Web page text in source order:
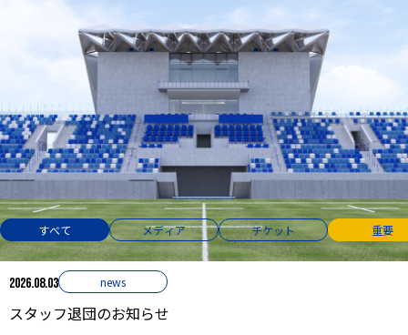
『セコムラグビースタジアム（仮）』の建設を発表
お知らせ
すべて メディア チケット 重要
スタッフ退団のお知らせ
2026.08.03 news